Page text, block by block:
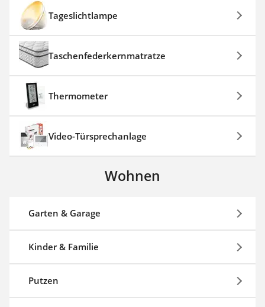
Tageslichtlampe
Taschenfederkernmatratze
Thermometer
Video-Türsprechanlage
Wohnen
Garten & Garage
Kinder & Familie
Putzen